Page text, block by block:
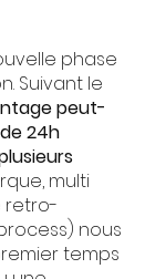
phase
Suivant le
peut-
24h
multi
retro-
nous
temps